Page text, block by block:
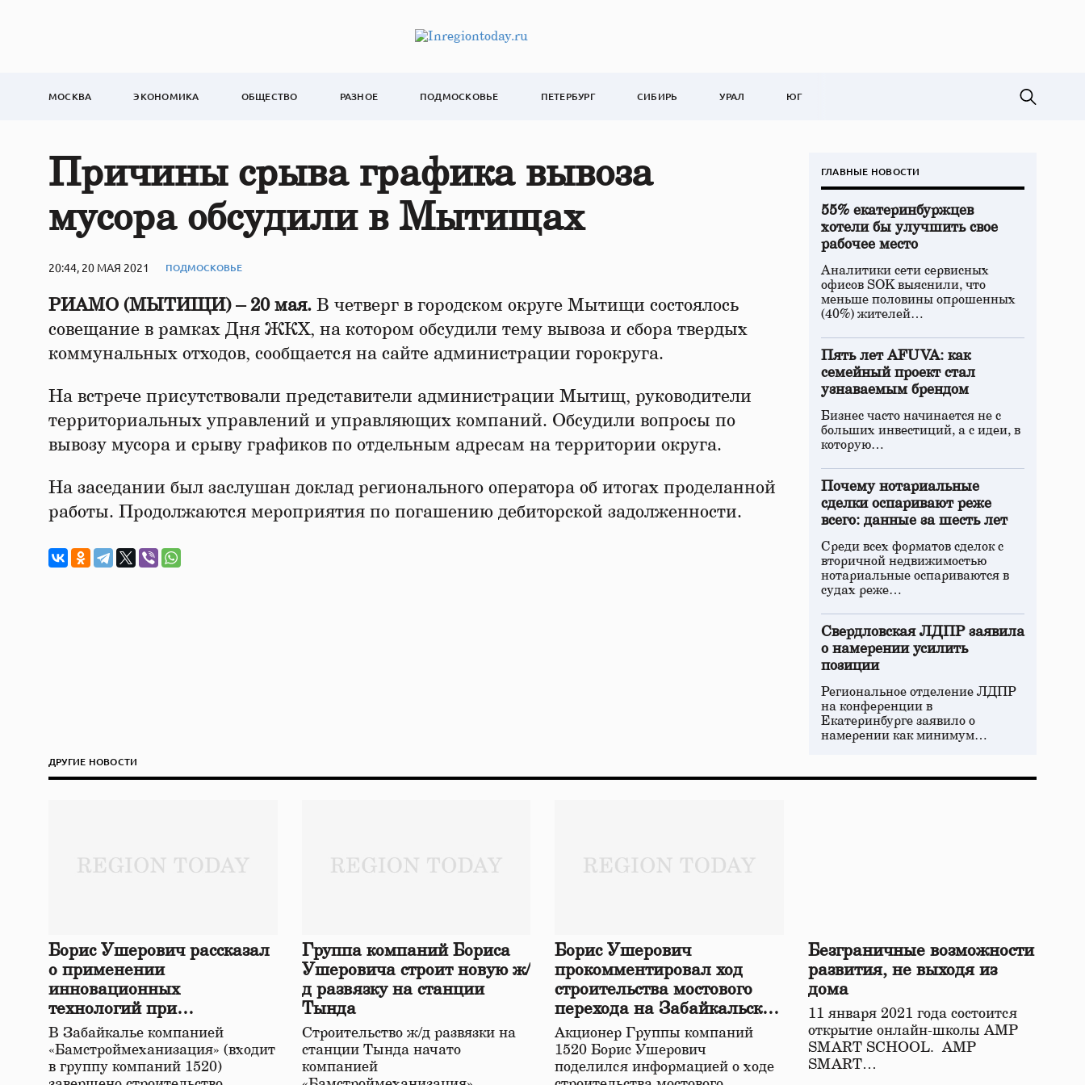
МОСКВА ЭКОНОМИКА ОБЩЕСТВО РАЗНОЕ ПОДМОСКОВЬЕ ПЕТЕРБУРГ СИБИРЬ УРАЛ ЮГ
Причины срыва графика вывоза
мусора обсудили в Мытищах
20:44, 20 МАЯ 2021 ПОДМОСКОВЬЕ
РИАМО (МЫТИЩИ) – 20 мая. В четверг в городском округе Мытищи состоялось
совещание в рамках Дня ЖКХ, на котором обсудили тему вывоза и сбора твердых
коммунальных отходов, сообщается на сайте администрации горокруга.
На встрече присутствовали представители администрации Мытищ, руководители
территориальных управлений и управляющих компаний. Обсудили вопросы по
вывозу мусора и срыву графиков по отдельным адресам на территории округа.
На заседании был заслушан доклад регионального оператора об итогах проделанной
работы. Продолжаются мероприятия по погашению дебиторской задолженности.
ГЛАВНЫЕ НОВОСТИ
55% екатеринбуржцев
хотели бы улучшить свое
рабочее место
Аналитики сети сервисных
офисов SOK выяснили, что
меньше половины опрошенных
(40%) жителей…
Пять лет AFUVA: как
семейный проект стал
узнаваемым брендом
Бизнес часто начинается не с
больших инвестиций, а с идеи, в
которую…
Почему нотариальные
сделки оспаривают реже
всего: данные за шесть лет
Среди всех форматов сделок с
вторичной недвижимостью
нотариальные оспариваются в
судах реже…
Свердловская ЛДПР заявила
о намерении усилить
позиции
Региональное отделение ЛДПР
на конференции в
Екатеринбурге заявило о
намерении как минимум…
ДРУГИЕ НОВОСТИ
Борис Ушерович рассказал
о применении
инновационных
технологий при
строительстве нового моста
в Забайкалье
В Забайкалье компанией
«Бамстроймеханизация» (входит
в группу компаний 1520)
Группа компаний Бориса
Ушеровича строит новую ж/
д развязку на станции
Тында
Строительство ж/д развязки на
станции Тында начато
компанией
Борис Ушерович
прокомментировал ход
строительства мостового
перехода на Забайкальской
железной дороге
Акционер Группы компаний
1520 Борис Ушерович
поделился информацией о ходе
Безграничные возможности
развития, не выходя из
дома
11 января 2021 года состоится
открытие онлайн-школы АМР
SMART SCHOOL. АМР
SMART…